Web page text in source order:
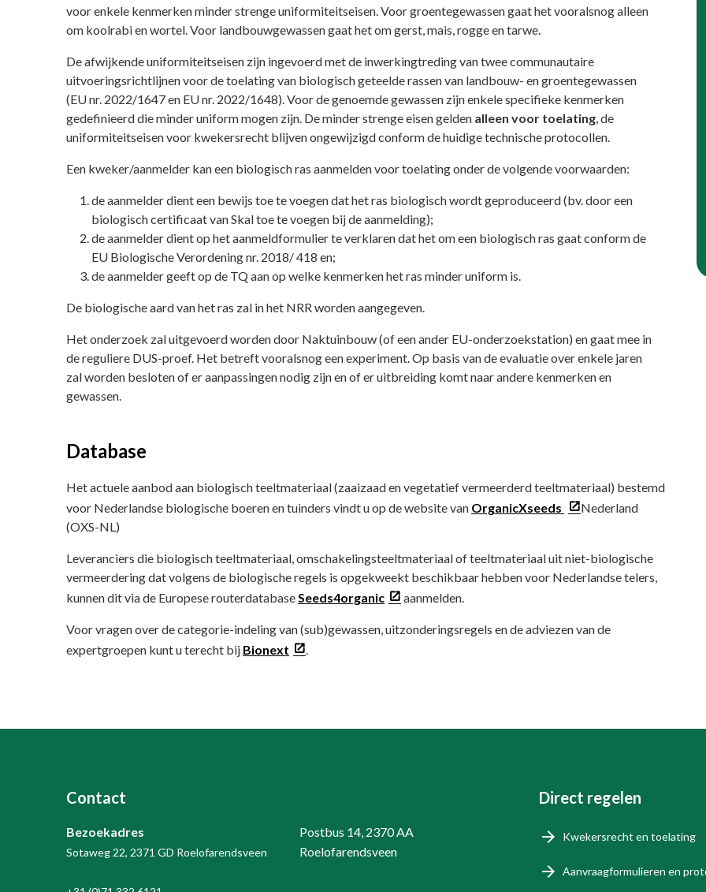
voor enkele kenmerken minder strenge uniformiteitseisen. Voor groentegewassen gaat het vooralsnog alleen
om koolrabi en wortel. Voor landbouwgewassen gaat het om gerst, mais, rogge en tarwe.
De afwijkende uniformiteitseisen zijn ingevoerd met de inwerkingtreding van twee communautaire
uitvoeringsrichtlijnen voor de toelating van biologisch geteelde rassen van landbouw- en groentegewassen
(EU nr. 2022/1647 en EU nr. 2022/1648). Voor de genoemde gewassen zijn enkele specifieke kenmerken
gedefinieerd die minder uniform mogen zijn. De minder strenge eisen gelden alleen voor toelating, de
uniformiteitseisen voor kwekersrecht blijven ongewijzigd conform de huidige technische protocollen.
Een kweker/aanmelder kan een biologisch ras aanmelden voor toelating onder de volgende voorwaarden:
de aanmelder dient een bewijs toe te voegen dat het ras biologisch wordt geproduceerd (bv. door een
biologisch certificaat van Skal toe te voegen bij de aanmelding);
de aanmelder dient op het aanmeldformulier te verklaren dat het om een biologisch ras gaat conform de
EU Biologische Verordening nr. 2018/ 418 en;
de aanmelder geeft op de TQ aan op welke kenmerken het ras minder uniform is.
De biologische aard van het ras zal in het NRR worden aangegeven.
Het onderzoek zal uitgevoerd worden door Naktuinbouw (of een ander EU-onderzoekstation) en gaat mee in
de reguliere DUS-proef. Het betreft vooralsnog een experiment. Op basis van de evaluatie over enkele jaren
zal worden besloten of er aanpassingen nodig zijn en of er uitbreiding komt naar andere kenmerken en
gewassen.
Database
Het actuele aanbod aan biologisch teeltmateriaal (zaaizaad en vegetatief vermeerderd teeltmateriaal) bestemd
voor Nederlandse biologische boeren en tuinders vindt u op de website van OrganicXseeds
Nederland
(OXS-NL)
Leveranciers die biologisch teeltmateriaal, omschakelingsteeltmateriaal of teeltmateriaal uit niet-biologische
vermeerdering dat volgens de biologische regels is opgekweekt beschikbaar hebben voor Nederlandse telers,
kunnen dit via de Europese routerdatabaseSeeds4organic aanmelden.
Voor vragen over de categorie-indeling van (sub)gewassen, uitzonderingsregels en de adviezen van de
expertgroepen kunt u terecht bij Bionext .
Contact
Bezoekadres
Sotaweg 22, 2371 GD Roelofarendsveen
Postbus 14, 2370 AA
Roelofarendsveen
Direct regelen
Kwekersrecht en toelating
Aanvraagformulieren en